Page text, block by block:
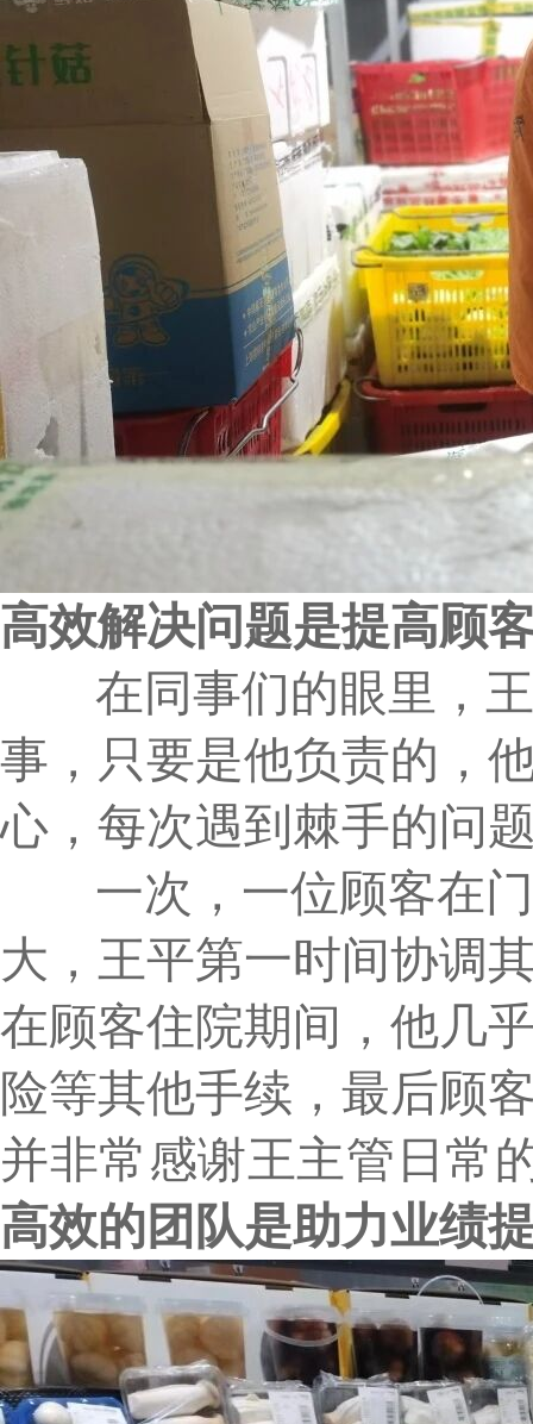
高效解决问题是提高顾
在同事们的眼里，王
事，只要是他负责的，
心，每次遇到棘手的问
一次，一位顾客在门
大，王平第一时间协调
在顾客住院期间，他几
险等其他手续，最后顾
并非常感谢王主管日常
高效的团队是助力业绩